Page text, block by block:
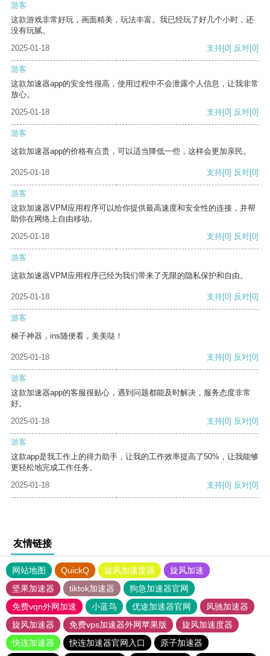
游客
这款游戏非常好玩，画面精美，玩法丰富。我已经玩了好几个小时，还
没有玩腻。
2025-01-18
支持[0] 反对[0]
游客
这款加速器app的安全性很高，使用过程中不会泄露个人信息，让我非常
放心。
2025-01-18
支持[0] 反对[0]
游客
这款加速器app的价格有点贵，可以适当降低一些，这样会更加亲民。
2025-01-18 支持[0] 反对[0]
游客
这款加速器VPM应用程序可以给你提供最高速度和安全性的连接，并帮
助你在网络上自由移动。
2025-01-18
支持[0] 反对[0]
游客
这款加速器VPM应用程序已经为我们带来了无限的隐私保护和自由。
2025-01-18 支持[0] 反对[0]
游客
梯子神器，ins随便看，美美哒！
2025-01-18 支持[0] 反对[0]
游客
这款加速器app的客服很贴心，遇到问题都能及时解决，服务态度非常
好。
2025-01-18
支持[0] 反对[0]
游客
这款app是我工作上的得力助手，让我的工作效率提高了50%，让我能够
更轻松地完成工作任务。
2025-01-18
支持[0] 反对[0]
友情链接
网站地图 QuickQ 旋风加速度器
旋风加速
坚果加速器
tiktok加速器
狗急加速器官网
免费vqn外网加速
小蓝鸟 优途加速器官网
风驰加速器
旋风加速器
免费vps加速器外网苹果版
旋风加速度器
快连加速器
快连加速器官网入口 原子加速器